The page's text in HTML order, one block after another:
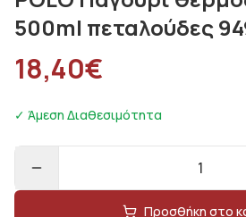
500ml πεταλούδες
18,40€
✓ Άμεση Διαθεσιμότητα
1
Προσθήκη στο